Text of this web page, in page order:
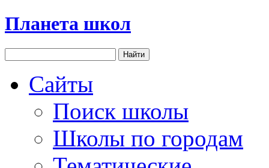
Планета школ
Сайты
Поиск школы
Школы по городам